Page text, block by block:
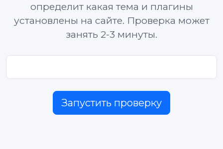
определит какая тема и плагины
установлены на сайте. Проверка может
занять 2-3 минуты.
Запустить проверку